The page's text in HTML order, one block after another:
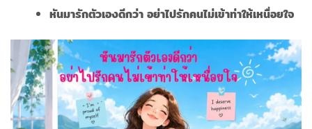
หันมารักตัวเองดีกว่า อย่าไปรักคนไม่เข้าท่าให้เหนื่อยใจ